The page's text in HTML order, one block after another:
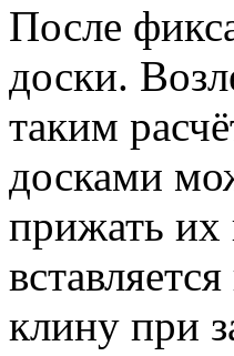
После
доски.
таким
досками
прижать
клину при